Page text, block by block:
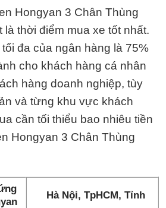
Hongyan 3 Chân Thùng
là thời điểm mua xe tốt nhất.
đa của ngân hàng là 75%
cho khách hàng cá nhân
hàng doanh nghiệp, tùy
và từng khu vực khách
cần tối thiểu bao nhiêu tiền
Hongyan 3 Chân Thùng
Hà Nội, TpHCM, Tỉnh